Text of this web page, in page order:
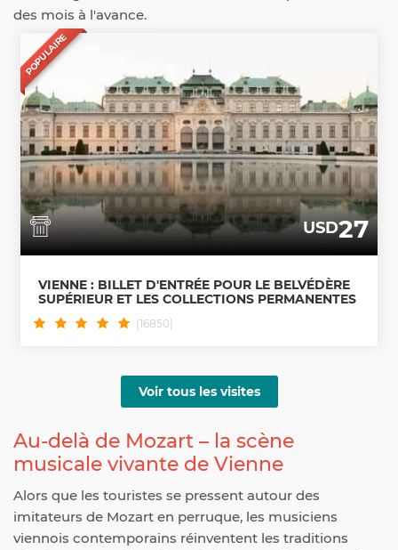
des mois à l'avance.
POPULAIRE
USD27
VIENNE : BILLET D'ENTRÉE POUR LE BELVÉDÈRE
SUPÉRIEUR ET LES COLLECTIONS PERMANENTES
(16850)
Voir tous les visites
Au-delà de Mozart – la scène
musicale vivante de Vienne
Alors que les touristes se pressent autour des
imitateurs de Mozart en perruque, les musiciens
viennois contemporains réinventent les traditions